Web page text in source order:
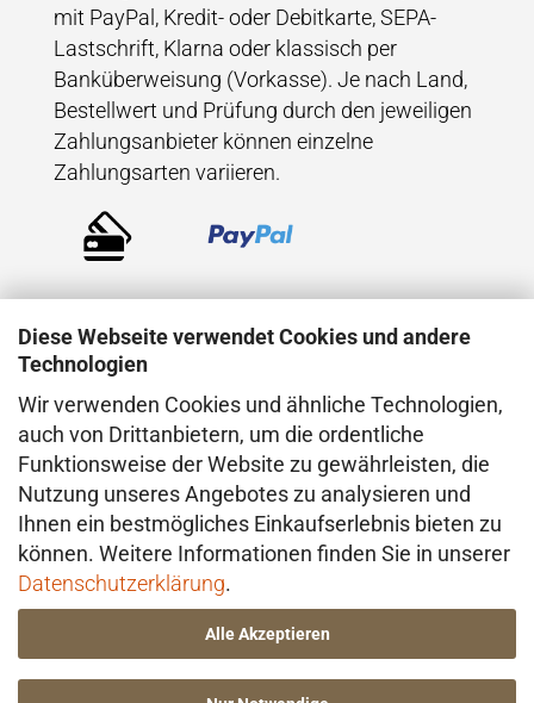
Diese Webseite verwendet Cookies und andere
Technologien
Wir verwenden Cookies und ähnliche Technologien,
auch von Drittanbietern, um die ordentliche
Funktionsweise der Website zu gewährleisten, die
Nutzung unseres Angebotes zu analysieren und
Ihnen ein bestmögliches Einkaufserlebnis bieten zu
können. Weitere Informationen finden Sie in unserer
Datenschutzerklärung.
Alle Akzeptieren
mit PayPal, Kredit- oder Debitkarte, SEPA-
Lastschrift, Klarna oder klassisch per
Banküberweisung (Vorkasse). Je nach Land,
Bestellwert und Prüfung durch den jeweiligen
Zahlungsanbieter können einzelne
Zahlungsarten variieren.
VERSAND
Der Versand erfolgt direkt aus dem Atelier in
Konstanz (Deutschland), in der Regel mit
DHL. Bei besonderen Anforderungen –
insbesondere im Hinblick auf den Wert oder
die Beschaffenheit der Ware – erfolgt der
Versand ggf. über einen anderen geeigneten
Dienstleister.